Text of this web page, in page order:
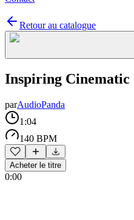
Retour au catalogue
Inspiring Cinematic
parAudioPanda
1:04
140 BPM
Acheter le titre
0:00